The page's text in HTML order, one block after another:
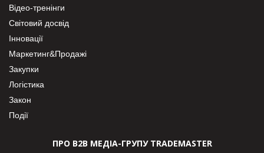
Відео-тренінги
Світовий досвід
Інновації
Маркетинг&Продажі
Закупки
Логістика
Закон
Події
ПРО В2В МЕДІА-ГРУПУ TRADEMASTER